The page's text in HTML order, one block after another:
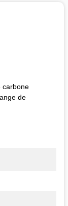
carbone
de